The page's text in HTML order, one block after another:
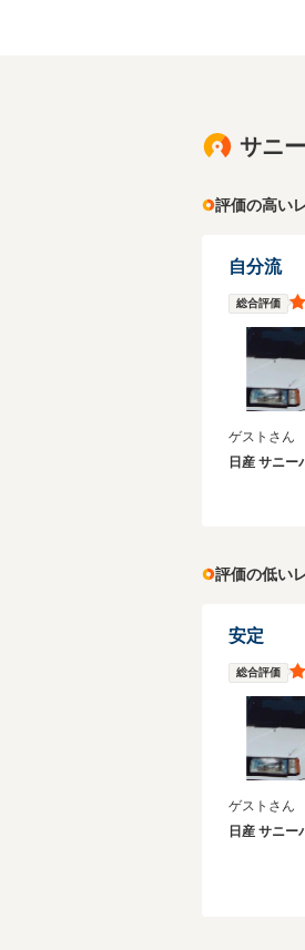
サニ
評価の高い
自分流
総合評価
ゲストさん
日産 サニー
評価の低い
安定
総合評価
ゲストさん
日産 サニー